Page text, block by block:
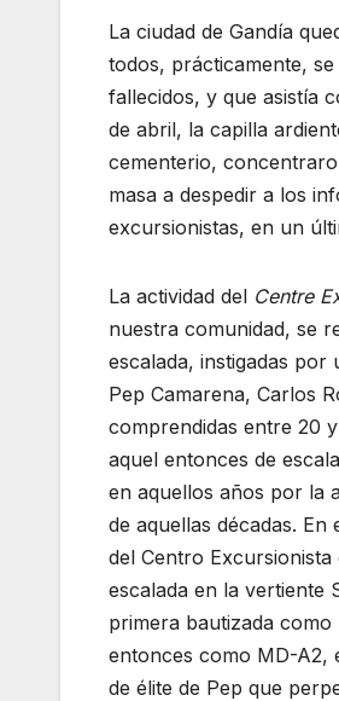
La ciudad de Gandía
todos, prácticamente,
fallecidos, y que asistía
de abril, la capilla
cementerio,
masa a despedir a los
excursionistas, en un
La actividad del Centre
nuestra comunidad, se
escalada, instigadas
Pep Camarena, Carlos
comprendidas entre 20
aquel entonces de
en aquellos años por la
de aquellas décadas. En
del Centro
escalada en la vertiente
primera bautizada como
entonces como MD-A2,
de élite de Pep que